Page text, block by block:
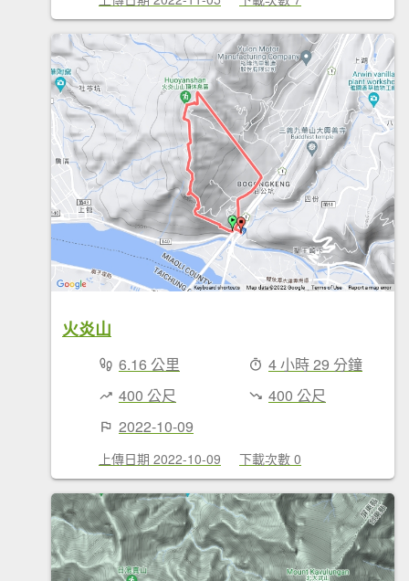
火炎山
6.16 公里
4 小時 29 分鐘
400 公尺
400 公尺
2022-10-09
上傳日期 2022-10-09 下載次數 0